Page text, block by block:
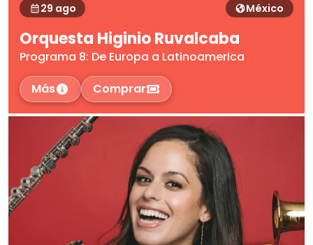
29 ago México
Orquesta Higinio Ruvalcaba
Programa 8: De Europa a Latinoamerica
Más
Comprar